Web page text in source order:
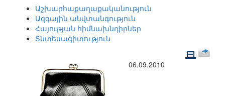
Աշխարհաքաղաքականություն
Ազգային անվտանգություն
Հայության հիմնախնդիրներ
Տնտեսագիտություն
06.09.2010